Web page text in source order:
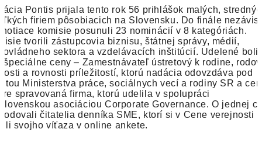
Pontis prijala tento rok 56 prihlášok malých,
firiem pôsobiacich na Slovensku. Do finále
komisie posunuli 23 nominácií v 8 kategóriách.
tvorili zástupcovia biznisu, štátnej správy, médií,
sektora a vzdelávacích inštitúcií. Udelené boli
špeciálne ceny – Zamestnávateľ ústretový k rodine,
a rovnosti príležitostí, ktorú nadácia odovzdáva pod
Ministerstva práce, sociálnych vecí a rodiny SR a
spravovaná firma, ktorú udelila v spolupráci
asociáciou Corporate Governance. O jednej
čitatelia denníka SME, ktorí si v Cene verejnosti
svojho víťaza v online ankete.